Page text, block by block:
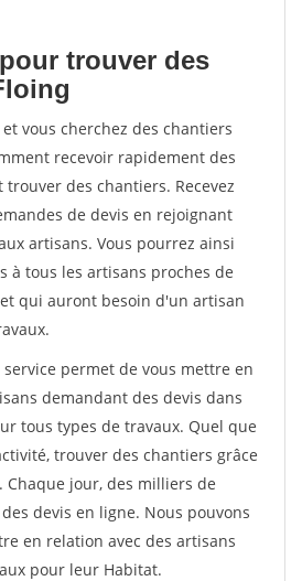
trouver des
vous cherchez des chantiers
recevoir rapidement des
des chantiers. Recevez
de devis en rejoignant
artisans. Vous pourrez ainsi
à tous les artisans proches de
qui auront besoin d'un artisan
permet de vous mettre en
demandant des devis dans
tous types de travaux. Quel que
trouver des chantiers grâce
. Chaque jour, des milliers de
devis en ligne. Nous pouvons
en relation avec des artisans
pour leur Habitat.